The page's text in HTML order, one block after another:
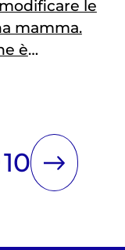
le
mamma.
è
10